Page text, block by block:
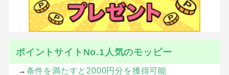
ポイントサイトNo.1人気のモッピー
→ 条件を満たすと2000円分を獲得可能